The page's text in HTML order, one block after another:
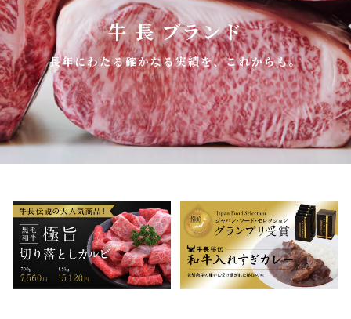
牛 長 ブランド
長年にわたる確かなる実績を、これからも。